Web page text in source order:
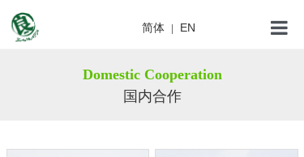
简体 | EN
Domestic Cooperation
国内合作